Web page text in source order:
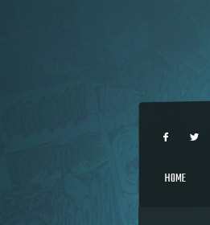
HOME